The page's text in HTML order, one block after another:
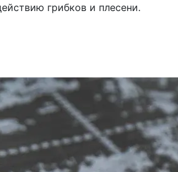
грибков и плесени.